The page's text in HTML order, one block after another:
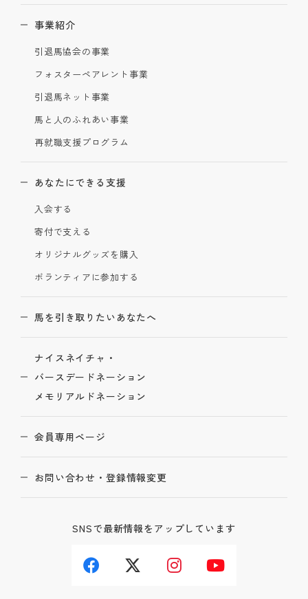
事業紹介
引退馬協会の事業
フォスターペアレント事業
引退馬ネット事業
馬と人のふれあい事業
再就職支援プログラム
あなたにできる支援
入会する
寄付で支える
オリジナルグッズを購入
ボランティアに参加する
馬を引き取りたいあなたへ
ナイスネイチャ・
バースデードネーション
メモリアルドネーション
会員専用ページ
お問い合わせ・登録情報変更
SNSで最新情報をアップしています